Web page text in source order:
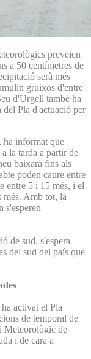
preveien
a 50 centímetres de
serà més
gruixos d'entre
d'Urgell també ha
del Pla d'actuació per
ha informat que
la tarda a partir de
baixarà fins als
poden caure entre
entre 5 i 15 més, i el
més. Amb tot, la
s'esperen
de sud, s'espera
del sud del país que
activat el Pla
de temporal de
Meteorològic de
i de cara a